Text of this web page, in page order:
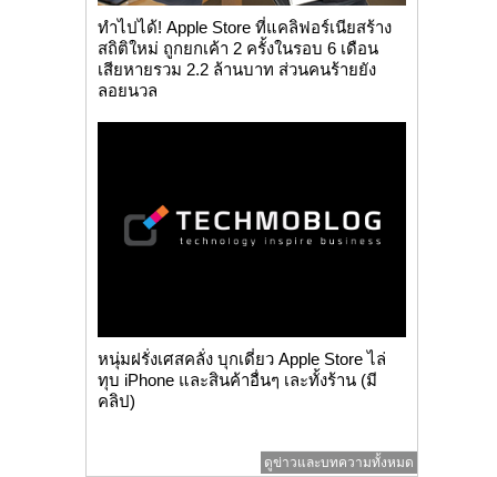
ทำไปได้! Apple Store ที่แคลิฟอร์เนียสร้าง
สถิติใหม่ ถูกยกเค้า 2 ครั้งในรอบ 6 เดือน
เสียหายรวม 2.2 ล้านบาท ส่วนคนร้ายยัง
ลอยนวล
หนุ่มฝรั่งเศสคลั่ง บุกเดี่ยว Apple Store ไล่
ทุบ iPhone และสินค้าอื่นๆ เละทั้งร้าน (มี
คลิป)
ดูข่าวและบทความทั้งหมด